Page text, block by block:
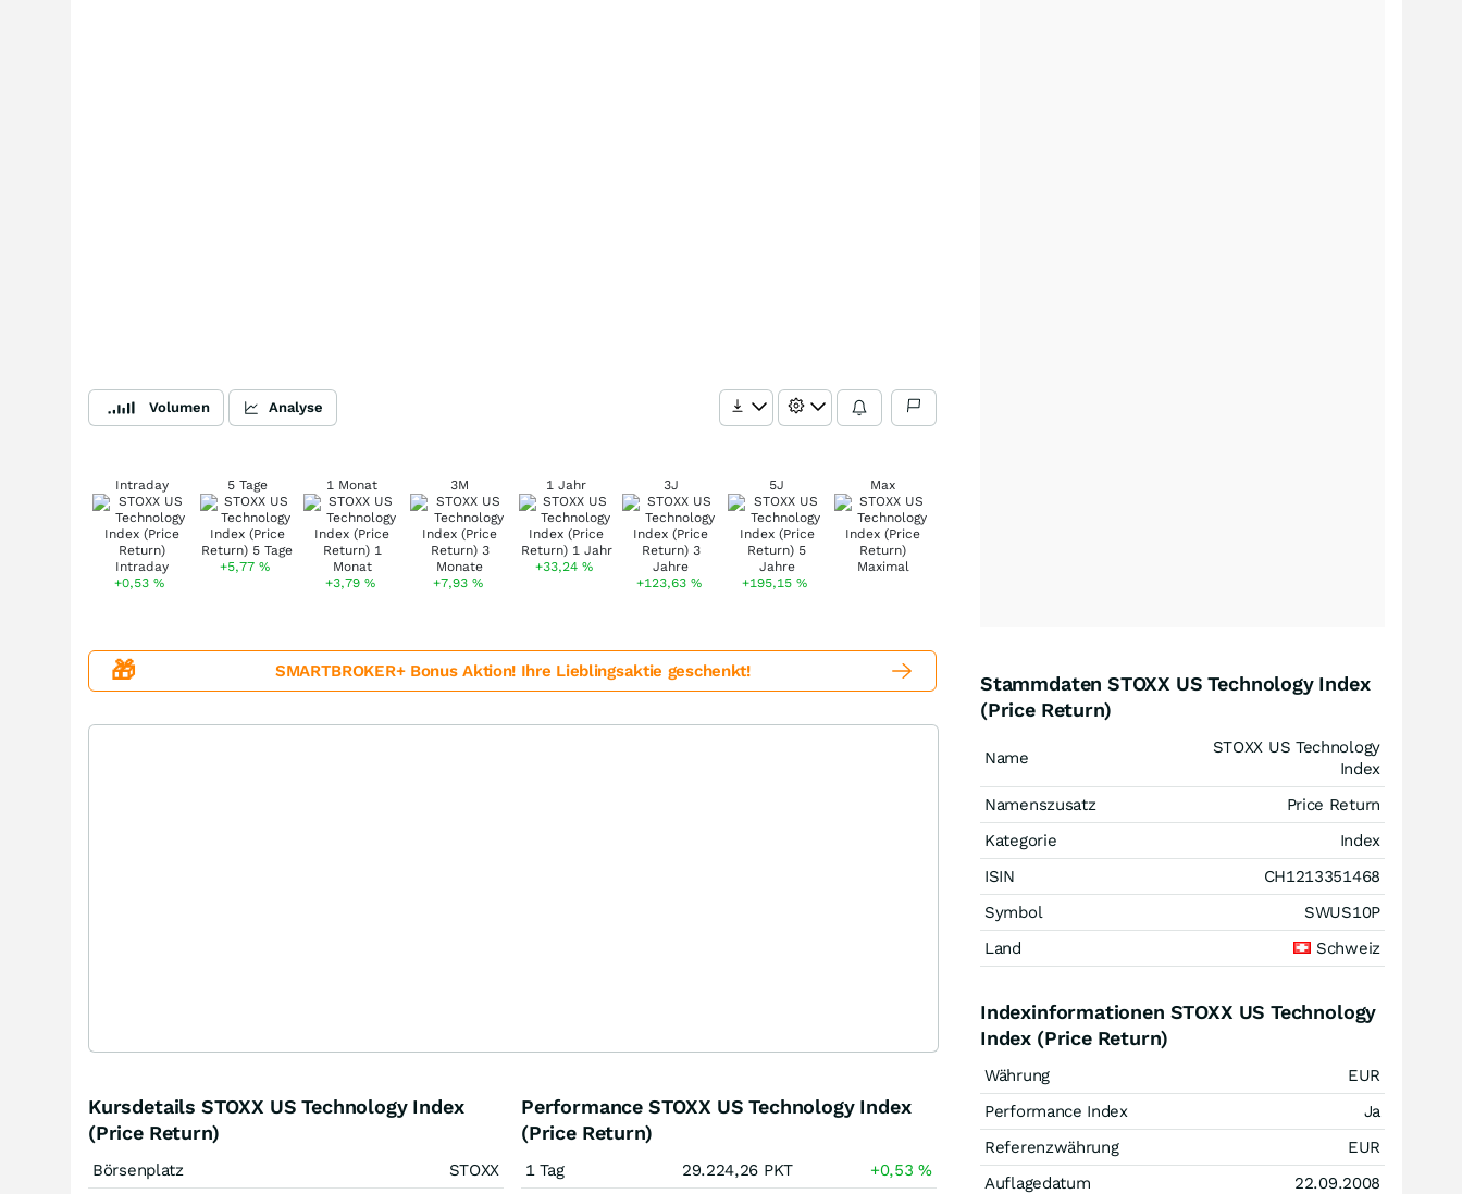
Volumen Analyse
Intraday
+0,53%
5 Tage
+5,77%
1 Monat
+3,79 %
3M
+7,93 %
1 Jahr
+33,24%
3J
+123,63 %
5J
+195,15%
Max
🎁 SMARTBROKER+ Bonus Aktion! Ihre Lieblingsaktie geschenkt!
Kursdetails STOXX US Technology Index
(Price Return)
Börsenplatz
STOXX
Performance STOXX US Technology Index
(Price Return)
1 Tag 29.224,26 PKT +0,53%
Stammdaten STOXX US Technology Index
(Price Return)
Name
STOXX US Technology
Index
Namenszusatz
Price Return
Kategorie
Index
ISIN
CH1213351468
Symbol
SWUS10P
Land
Schweiz
Indexinformationen STOXX US Technology
Index (Price Return)
Währung
EUR
Performance Index
Ja
Referenzwährung
EUR
Auflagedatum
22.09.2008